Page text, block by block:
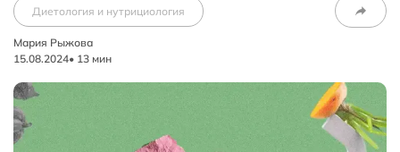
Мария Рыжова
15.08.2024• 13 мин
Диетология и нутрициология